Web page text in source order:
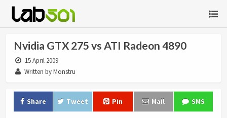
Nvidia GTX 275 vs ATI Radeon 4890
15 April 2009
Written by Monstru
Share Tweet Pin Mail SMS